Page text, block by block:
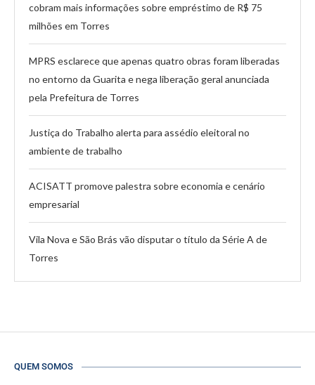
cobram mais informações sobre empréstimo de R$ 75
milhões em Torres
MPRS esclarece que apenas quatro obras foram liberadas
no entorno da Guarita e nega liberação geral anunciada
pela Prefeitura de Torres
Justiça do Trabalho alerta para assédio eleitoral no
ambiente de trabalho
ACISATT promove palestra sobre economia e cenário
empresarial
Vila Nova e São Brás vão disputar o título da Série A de
Torres
QUEM SOMOS